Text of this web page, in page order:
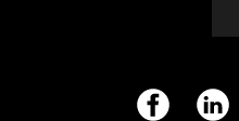
Facebook LinkedIn